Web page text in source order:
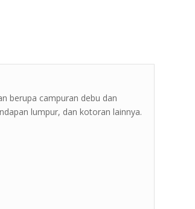
berupa campuran debu dan
lumpur, dan kotoran lainnya.